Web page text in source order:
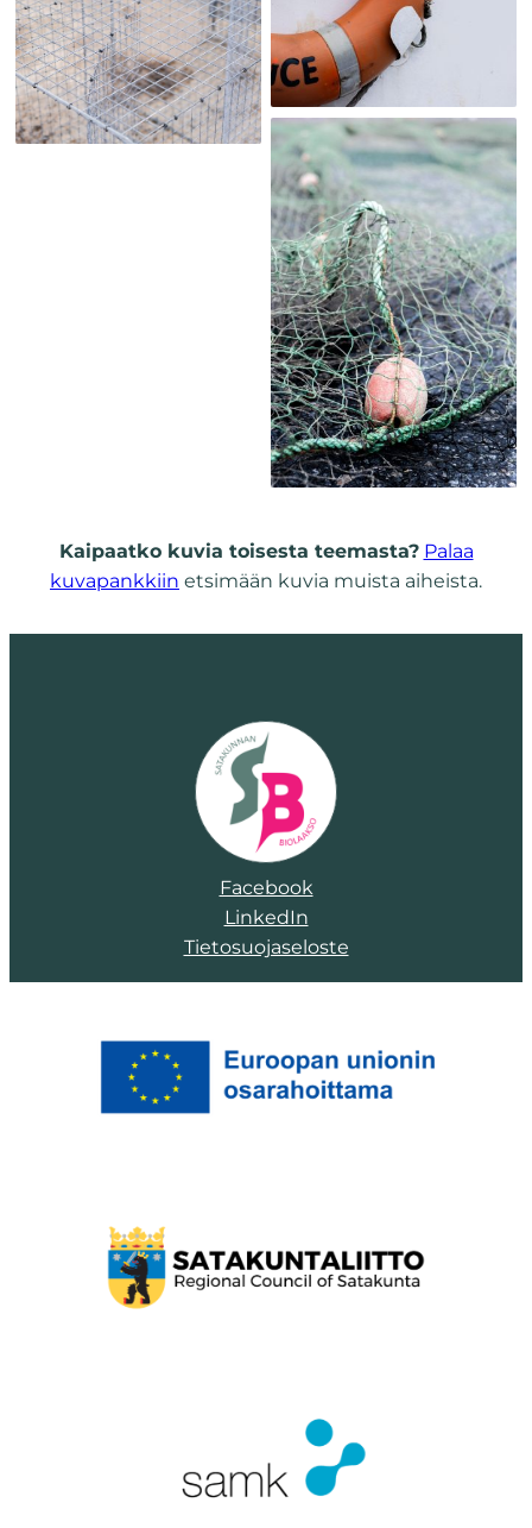
Kaipaatko kuvia toisesta teemasta? Palaa
kuvapankkiin etsimään kuvia muista aiheista.
Facebook
LinkedIn
Tietosuojaseloste